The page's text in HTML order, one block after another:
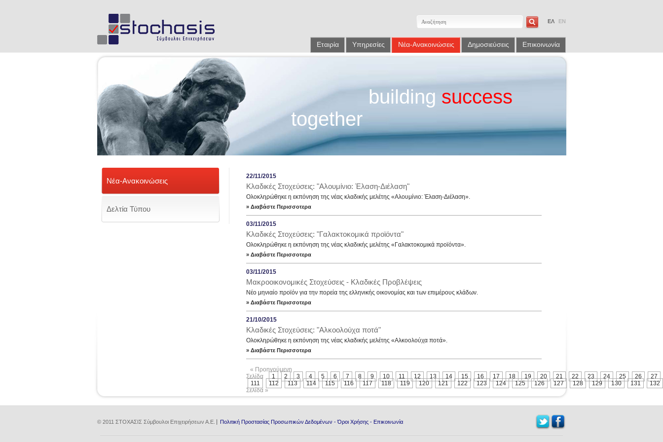
ΕΛ EN
Εταιρία Υπηρεσίες Νέα-Ανακοινώσεις Δημοσιεύσεις Επικοινωνία
building success
together
Νέα-Ανακοινώσεις
Δελτία Τύπου
22/11/2015
Κλαδικές Στοχεύσεις: "Αλουμίνιο: Έλαση-Διέλαση"
Ολοκληρώθηκε η εκπόνηση της νέας κλαδικής μελέτης «Αλουμίνιο: Έλαση-Διέλαση».
» Διαβάστε Περισσοτερα
03/11/2015
Κλαδικές Στοχεύσεις: "Γαλακτοκομικά προϊόντα"
Ολοκληρώθηκε η εκπόνηση της νέας κλαδικής μελέτης «Γαλακτοκομικά προϊόντα».
» Διαβάστε Περισσοτερα
03/11/2015
Μακροοικονομικές Στοχεύσεις - Κλαδικές Προβλέψεις
Νέο μηνιαίο προϊόν για την πορεία της ελληνικής οικονομίας και των επιμέρους κλάδων.
» Διαβάστε Περισσοτερα
21/10/2015
Κλαδικές Στοχεύσεις: "Αλκοολούχα ποτά"
Ολοκληρώθηκε η εκπόνηση της νέας κλαδικής μελέτης «Αλκοολούχα ποτά».
» Διαβάστε Περισσοτερα
« Προηγούμενη
Σελίδα
1 2 3 4 5 6 7 8 9 10 11 12 13 14 15 16 17 18 19 20 21 22 23 24 25 26
27
111
112 113 114 115 116 117 118 119 120 121 122 123 124 125 126 127 128 129 130 131
132
Σελίδα »
© 2011 ΣΤΟΧΑΣΙΣ Σύμβουλοι Επιχειρήσεων Α.Ε. Πολιτική Προστασίας Προσωπικών Δεδομένων -Όροι Χρήσης - Επικοινωνία